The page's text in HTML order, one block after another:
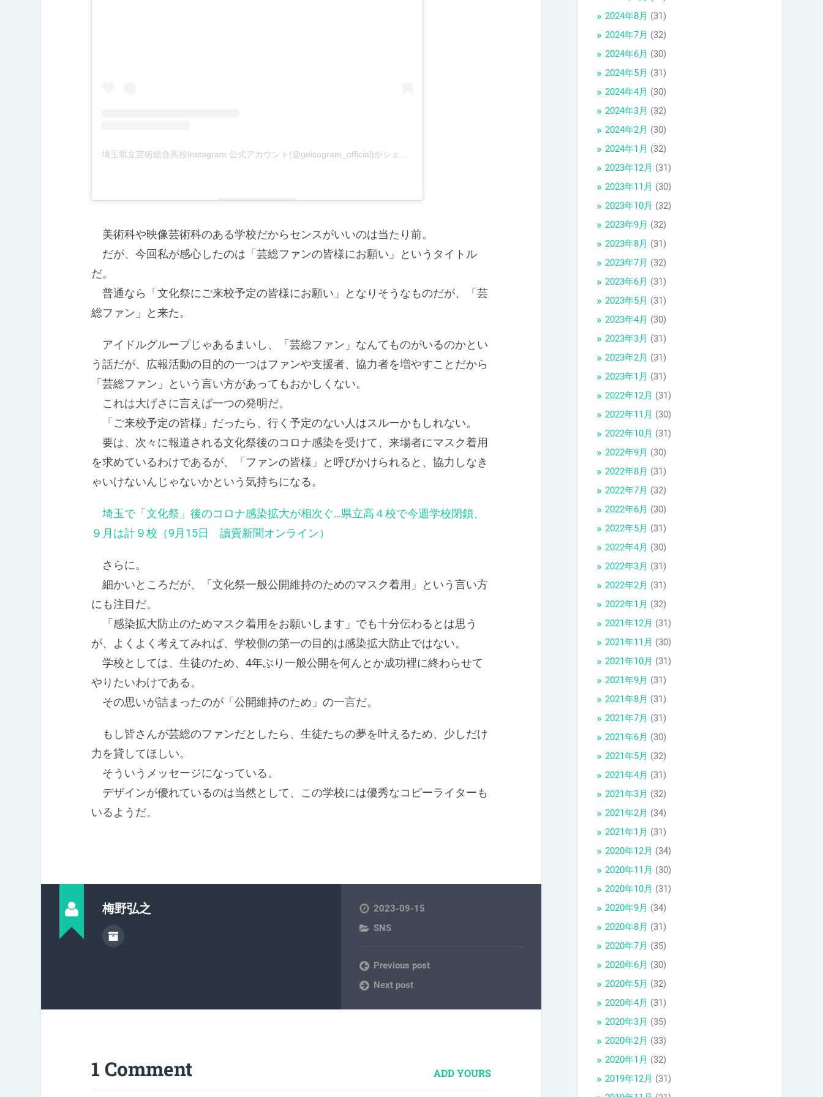
埼玉県立芸術総合高校Instagram 公式アカウント(@geisogram_official)がシェアした投稿
美術科や映像芸術科のある学校だからセンスがいいのは当たり前。
だが、今回私が感心したのは「芸総ファンの皆様にお願い」というタイトル
だ。
普通なら「文化祭にご来校予定の皆様にお願い」となりそうなものだが、「芸
総ファン」と来た。
アイドルグループじゃあるまいし、「芸総ファン」なんてものがいるのかとい
う話だが、広報活動の目的の一つはファンや支援者、協力者を増やすことだから
「芸総ファン」という言い方があってもおかしくない。
これは大げさに言えば一つの発明だ。
「ご来校予定の皆様」だったら、行く予定のない人はスルーかもしれない。
要は、次々に報道される文化祭後のコロナ感染を受けて、来場者にマスク着用
を求めているわけであるが、「ファンの皆様」と呼びかけられると、協力しなき
ゃいけないんじゃないかという気持ちになる。
埼玉で「文化祭」後のコロナ感染拡大が相次ぐ…県立高４校で今週学校閉鎖、
９月は計９校（9月15日 讀賣新聞オンライン）
さらに。
細かいところだが、「文化祭一般公開維持のためのマスク着用」という言い方
にも注目だ。
「感染拡大防止のためマスク着用をお願いします」でも十分伝わるとは思う
が、よくよく考えてみれば、学校側の第一の目的は感染拡大防止ではない。
学校としては、生徒のため、4年ぶり一般公開を何んとか成功裡に終わらせて
やりたいわけである。
その思いが詰まったのが「公開維持のため」の一言だ。
もし皆さんが芸総のファンだとしたら、生徒たちの夢を叶えるため、少しだけ
力を貸してほしい。
そういうメッセージになっている。
デザインが優れているのは当然として、この学校には優秀なコピーライターも
いるようだ。
梅野弘之
2023-09-15
SNS
Previous post
Next post
1 Comment ADD YOURS
2024年8月 (31)
2024年7月 (32)
2024年6月 (30)
2024年5月 (31)
2024年4月 (30)
2024年3月 (32)
2024年2月 (30)
2024年1月 (32)
2023年12月 (31)
2023年11月 (30)
2023年10月 (32)
2023年9月 (32)
2023年8月 (31)
2023年7月 (32)
2023年6月 (31)
2023年5月 (31)
2023年4月 (30)
2023年3月 (31)
2023年2月 (31)
2023年1月 (31)
2022年12月 (31)
2022年11月 (30)
2022年10月 (31)
2022年9月 (30)
2022年8月 (31)
2022年7月 (32)
2022年6月 (30)
2022年5月 (31)
2022年4月 (30)
2022年3月 (31)
2022年2月 (31)
2022年1月 (32)
2021年12月 (31)
2021年11月 (30)
2021年10月 (31)
2021年9月 (31)
2021年8月 (31)
2021年7月 (31)
2021年6月 (30)
2021年5月 (32)
2021年4月 (31)
2021年3月 (32)
2021年2月 (34)
2021年1月 (31)
2020年12月 (34)
2020年11月 (30)
2020年10月 (31)
2020年9月 (34)
2020年8月 (31)
2020年7月 (35)
2020年6月 (30)
2020年5月 (32)
2020年4月 (31)
2020年3月 (35)
2020年2月 (33)
2020年1月 (32)
2019年12月 (31)